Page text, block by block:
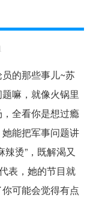
的那些事儿~苏
嘛，就像火锅里
全看你是想过瘾
能把军事问题讲
烫”，既解渴又
表，她的节目就
可能会觉得有点